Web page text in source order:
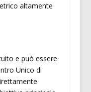
altamente
e può essere
Unico di